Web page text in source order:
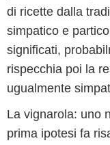
di ricette dalla
simpatico e
significati,
rispecchia poi la
ugualmente
La vignarola: uno
prima ipotesi fa